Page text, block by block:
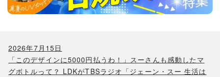
2026年7月15日
「このデザインに5000円払うわ！」スーさんも感動したマ
グボトルって？ LDKがTBSラジオ「ジェーン・スー 生活は